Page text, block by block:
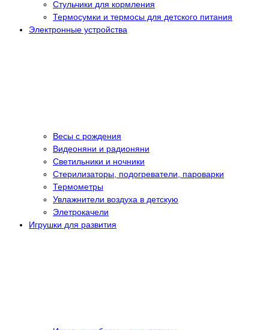
Стульчики для кормления
Термосумки и термосы для детского питания
Электронные устройства
Весы с рождения
Видеоняни и радионяни
Светильники и ночники
Стерилизаторы, подогреватели, пароварки
Термометры
Увлажнители воздуха в детскую
Элетрокачели
Игрушки для развития